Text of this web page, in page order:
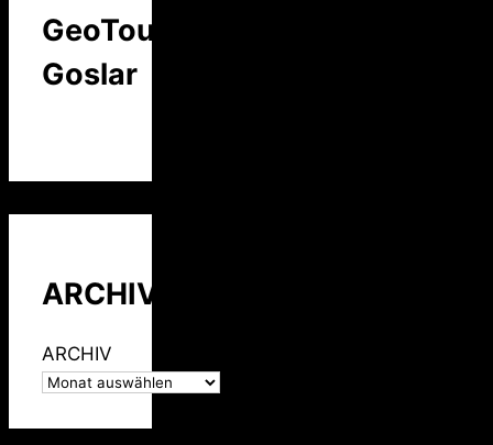
GeoTour
Goslar
ARCHIV
ARCHIV